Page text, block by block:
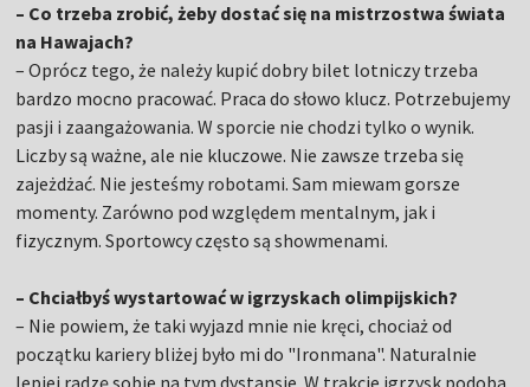
– Co trzeba zrobić, żeby dostać się na mistrzostwa świata
na Hawajach?
– Oprócz tego, że należy kupić dobry bilet lotniczy trzeba
bardzo mocno pracować. Praca do słowo klucz. Potrzebujemy
pasji i zaangażowania. W sporcie nie chodzi tylko o wynik.
Liczby są ważne, ale nie kluczowe. Nie zawsze trzeba się
zajeżdżać. Nie jesteśmy robotami. Sam miewam gorsze
momenty. Zarówno pod względem mentalnym, jak i
fizycznym. Sportowcy często są showmenami.
– Chciałbyś wystartować w igrzyskach olimpijskich?
– Nie powiem, że taki wyjazd mnie nie kręci, chociaż od
początku kariery bliżej było mi do "Ironmana". Naturalnie
lepiej radzę sobie na tym dystansie. W trakcie igrzysk podoba